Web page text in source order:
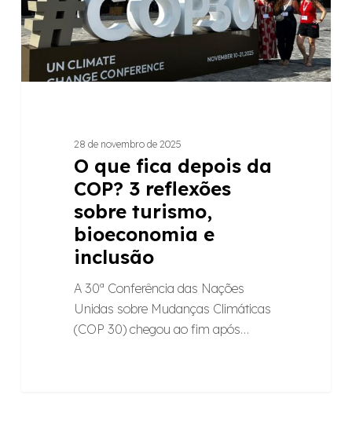
reflexões
sobre
turismo,
28 de novembro de 2025
O que fica depois da
COP? 3 reflexões
sobre turismo,
bioeconomia e
inclusão
A 30ª Conferência das Nações
Unidas sobre Mudanças Climáticas
(COP 30) chegou ao fim após…